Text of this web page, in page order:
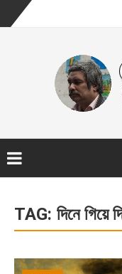
content
TAG: দিনে গিয়ে